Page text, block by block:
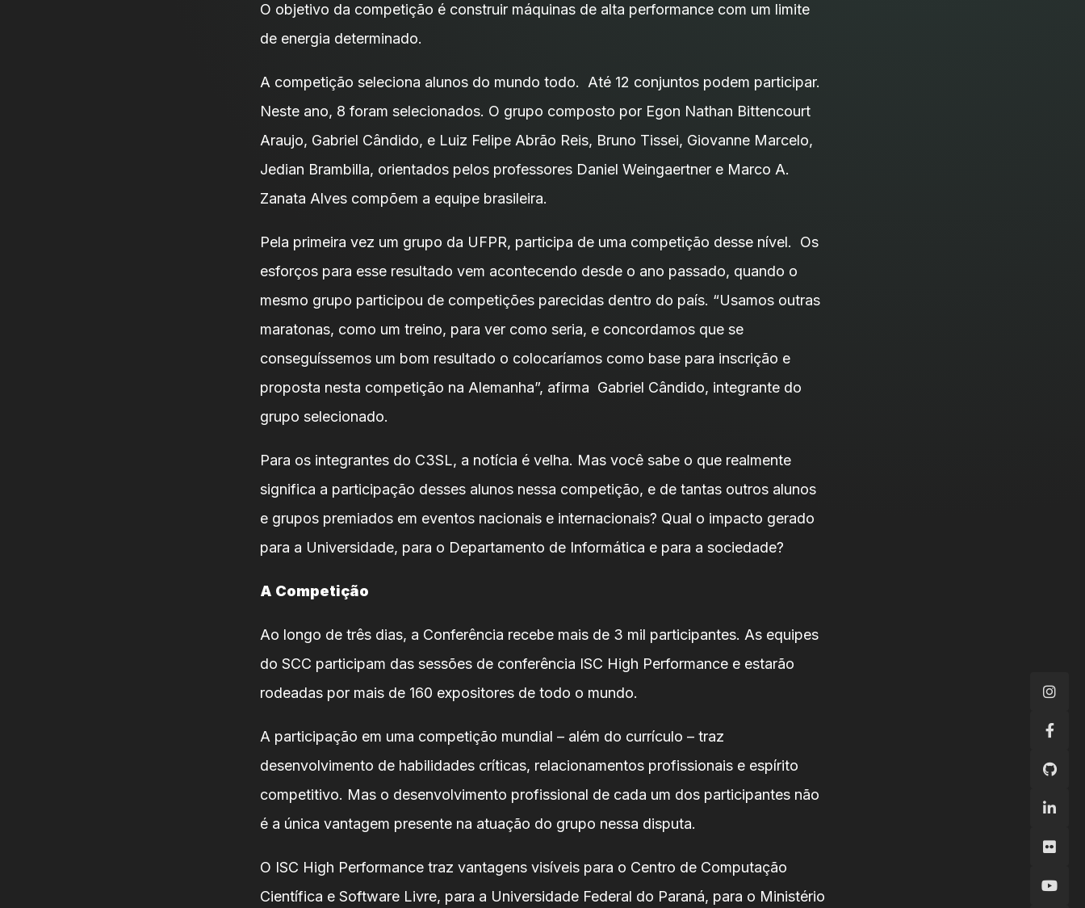
O objetivo da competição é construir máquinas de alta performance com um limite
de energia determinado.
A competição seleciona alunos do mundo todo. Até 12 conjuntos podem participar.
Neste ano, 8 foram selecionados. O grupo composto por Egon Nathan Bittencourt
Araujo, Gabriel Cândido, e Luiz Felipe Abrão Reis, Bruno Tissei, Giovanne Marcelo,
Jedian Brambilla, orientados pelos professores Daniel Weingaertner e Marco A.
Zanata Alves compõem a equipe brasileira.
Pela primeira vez um grupo da UFPR, participa de uma competição desse nível. Os
esforços para esse resultado vem acontecendo desde o ano passado, quando o
mesmo grupo participou de competições parecidas dentro do país. “Usamos outras
maratonas, como um treino, para ver como seria, e concordamos que se
conseguíssemos um bom resultado o colocaríamos como base para inscrição e
proposta nesta competição na Alemanha”, afirma Gabriel Cândido, integrante do
grupo selecionado.
Para os integrantes do C3SL, a notícia é velha. Mas você sabe o que realmente
significa a participação desses alunos nessa competição, e de tantas outros alunos
e grupos premiados em eventos nacionais e internacionais? Qual o impacto gerado
para a Universidade, para o Departamento de Informática e para a sociedade?
A Competição
Ao longo de três dias, a Conferência recebe mais de 3 mil participantes. As equipes
do SCC participam das sessões de conferência ISC High Performance e estarão
rodeadas por mais de 160 expositores de todo o mundo.
A participação em uma competição mundial – além do currículo – traz
desenvolvimento de habilidades críticas, relacionamentos profissionais e espírito
competitivo. Mas o desenvolvimento profissional de cada um dos participantes não
é a única vantagem presente na atuação do grupo nessa disputa.
O ISC High Performance traz vantagens visíveis para o Centro de Computação
Científica e Software Livre, para a Universidade Federal do Paraná, para o Ministério